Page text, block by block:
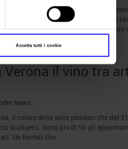
Accetta tutti i cookie
di Veronafiere-Vinitaly per
italiano dei 61 riconoscimenti
Napoletana Classica a patrimonio
il vino tra
News.
il colore della wine passion che dal
scaligero. Sono più di 50 gli
Un format che…